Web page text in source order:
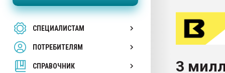
СПЕЦИАЛИСТАМ
ПОТРЕБИТЕЛЯМ
СПРАВОЧНИК
28.07.2026
первый план в
пластмасс
ситуацией на
3